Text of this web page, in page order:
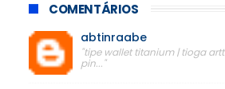
COMENTÁRIOS
abtinraabe
"tipe wallet titanium | tioga
pin..."